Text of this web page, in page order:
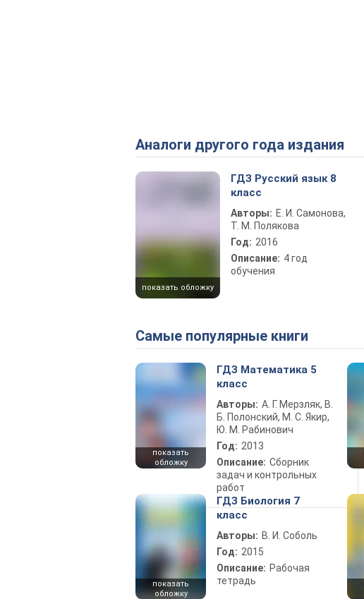
Аналоги другого года издания
показать обложку
ГДЗ Русский язык 8
класс
Авторы: Е. И. Самонова,
Т. М. Полякова
Год: 2016
Описание: 4 год
обучения
Самые популярные книги
показать
обложку
ГДЗ Математика 5
класс
Авторы: А. Г. Мерзляк, В.
Б. Полонский, М. С. Якир,
Ю. М. Рабинович
Год: 2013
Описание: Сборник
задач и контрольных
работ
показать
обложку
ГДЗ Биология 7
класс
Авторы: В. И. Соболь
Год: 2015
Описание: Рабочая
тетрадь